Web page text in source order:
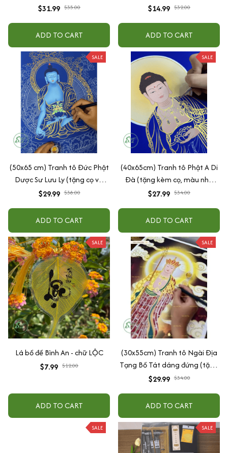
nhũ vàng)
$31.99 $35.00
ADD TO CART
(Mẫu 2)
$14.99 $32.00
ADD TO CART
SALE
(50x65 cm) Tranh tô Đức Phật
Dược Sư Lưu Ly (tặng cọ và
màu nhũ vàng)
$29.99 $38.00
ADD TO CART
SALE
(40x65cm) Tranh tô Phật A Di
Đà (tặng kèm cọ, màu nhũ
vàng)
$27.99 $34.00
ADD TO CART
SALE
Lá bồ đề Bình An - chữ LỘC
$7.99 $12.00
ADD TO CART
SALE
(30x55cm) Tranh tô Ngài Địa
Tạng Bồ Tát dáng đứng (tặng
cọ và màu nhũ vàng)
$29.99 $34.00
ADD TO CART
SALE SALE